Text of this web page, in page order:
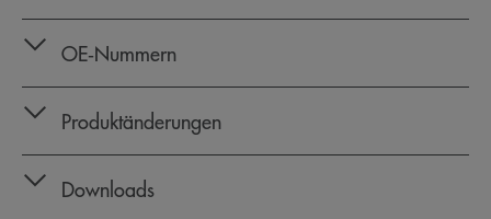
OE‑Nummern
Produktänderungen
Downloads